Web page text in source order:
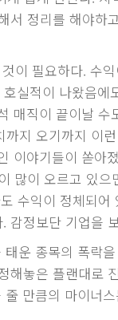
서 정리를 해야하
이 필요하다. 수
실적이 나왔음
매직이 끝이날
지 오기까지 이
이야기들이 쏟아
많이 오르고 있
수익이 정체되
감정보단 기업을
운 종목의 폭락
해놓은 플랜대로
만큼의 마이너